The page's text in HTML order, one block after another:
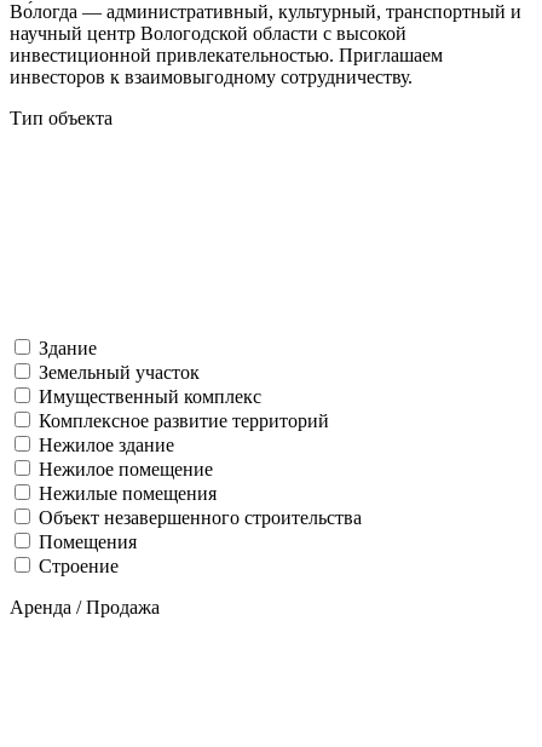
Во́логда — административный, культурный, транспортный и
научный центр Вологодской области с высокой
инвестиционной привлекательностью. Приглашаем
инвесторов к взаимовыгодному сотрудничеству.
Тип объекта
Здание
Земельный участок
Имущественный комплекс
Комплексное развитие территорий
Нежилое здание
Нежилое помещение
Нежилые помещения
Объект незавершенного строительства
Помещения
Строение
Аренда / Продажа